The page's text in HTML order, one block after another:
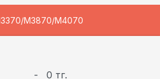
M3870/M4070
-
0 тг.